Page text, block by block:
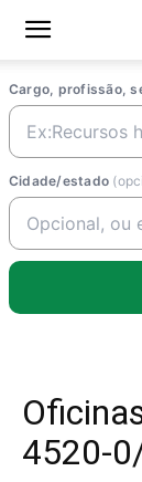
Cargo, profissão,
Cidade/estado
4520-